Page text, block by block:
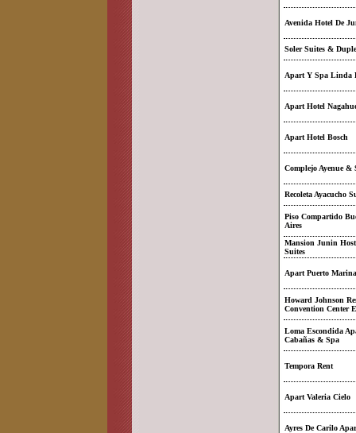
Avenida Hotel De
Soler Suites &
Apart Y Spa Linda
Apart Hotel
Apart Hotel Bosch
Complejo Ayenue &
Recoleta Ayacucho
Piso Compartido
Aires
Mansion Junin
Suites
Apart Puerto Marina
Howard Johnson
Convention Center
Loma Escondida
Cabañas & Spa
Tempora Rent
Apart Valeria Cielo
Ayres De Carilo